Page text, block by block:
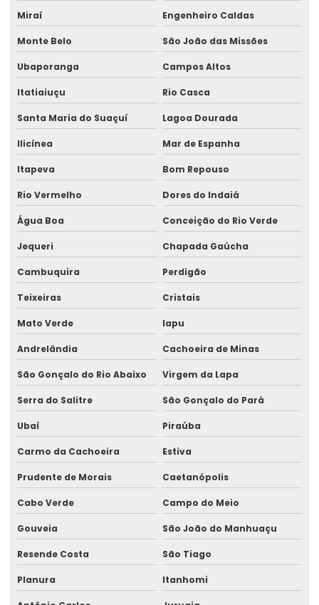
Miraí Engenheiro Caldas
Monte Belo São João das Missões
Ubaporanga Campos Altos
Itatiaiuçu Rio Casca
Santa Maria do Suaçuí Lagoa Dourada
Ilicínea Mar de Espanha
Itapeva Bom Repouso
Rio Vermelho Dores do Indaiá
Água Boa Conceição do Rio Verde
Jequeri Chapada Gaúcha
Cambuquira Perdigão
Teixeiras Cristais
Mato Verde Iapu
Andrelândia Cachoeira de Minas
São Gonçalo do Rio Abaixo Virgem da Lapa
Serra do Salitre São Gonçalo do Pará
Ubaí Piraúba
Carmo da Cachoeira Estiva
Prudente de Morais Caetanópolis
Cabo Verde Campo do Meio
Gouveia São João do Manhuaçu
Resende Costa São Tiago
Planura Itanhomi